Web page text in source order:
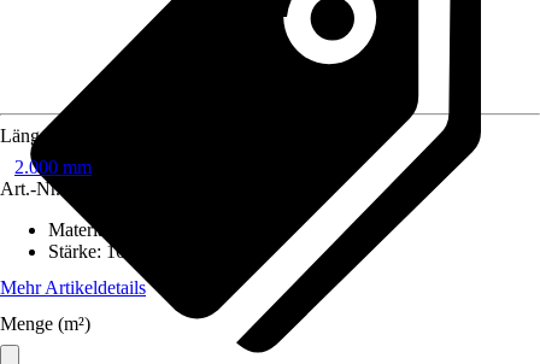
Länge
2.000 mm
Art.-Nr.
Material
Stärke: 16 mm
Mehr Artikeldetails
Menge (m²)